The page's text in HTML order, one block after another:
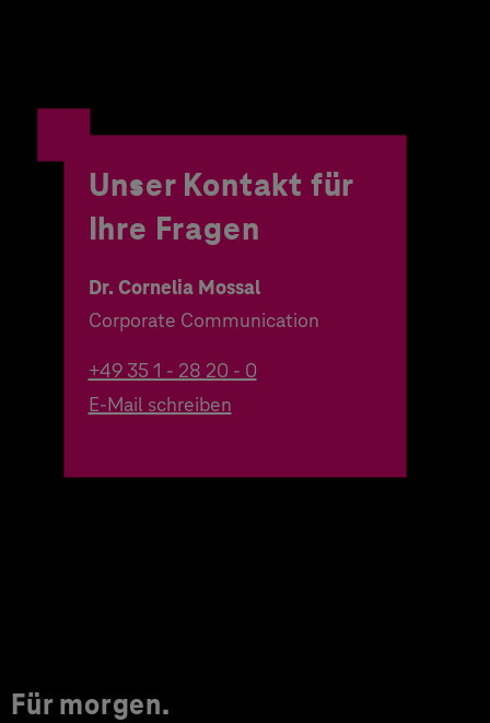
Unser Kontakt für
Ihre Fragen
Dr. Cornelia Mossal
Corporate Communication
+49 35 1 - 28 20 - 0
E-Mail schreiben
Für morgen.